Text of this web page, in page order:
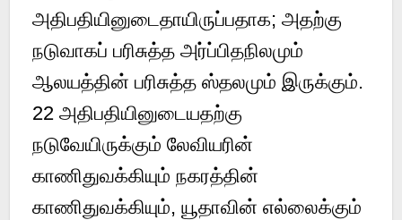
அதிபதியினுடைதாயிருப்பதாக; அதற்கு
நடுவாகப் பரிசுத்த அர்ப்பிதநிலமும்
ஆலயத்தின் பரிசுத்த ஸ்தலமும் இருக்கும்.
22 அதிபதியினுடையதற்கு
நடுவேயிருக்கும் லேவியரின்
காணிதுவக்கியும் நகரத்தின்
காணிதுவக்கியும், யூதாவின் எல்லைக்கும்